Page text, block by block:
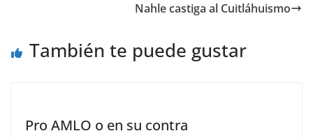
Nahle castiga al Cuitláhuismo
También te puede gustar
Pro AMLO o en su contra